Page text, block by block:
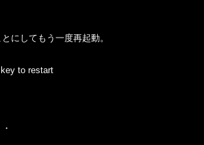
にしてもう一度再起動。
to restart